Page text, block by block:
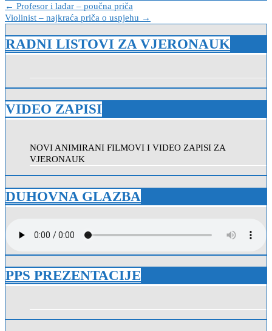
Navigacija
objava
← Profesor i lađar – poučna priča
Violinist – najkraća priča o uspjehu →
RADNI LISTOVI ZA VJERONAUK
VIDEO ZAPISI
NOVI ANIMIRANI FILMOVI I VIDEO ZAPISI ZA
VJERONAUK
DUHOVNA GLAZBA
PPS PREZENTACIJE